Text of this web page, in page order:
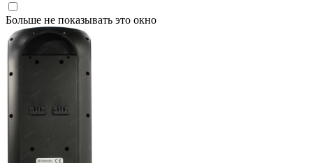
Больше не показывать это окно